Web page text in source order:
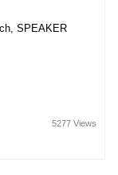
SPEAKER
5277 Views